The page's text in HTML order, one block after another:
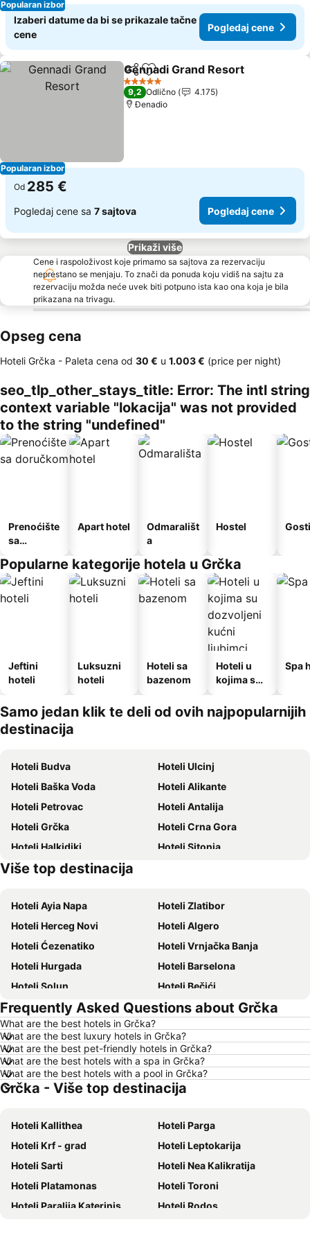
Popularan izbor
Izaberi datume da bi se prikazale tačne
cene
Pogledaj cene
Popularan izbor
Deli Dodati u favorite
Gennadi Grand Resort
5 Zvezdice
9,2 Odlično
4.175
Đenadio
Od 285 €
Pogledaj cene sa 7 sajtova Pogledaj cene
Prikaži više
Cene i raspoloživost koje primamo sa sajtova za rezervaciju
neprestano se menjaju. To znači da ponuda koju vidiš na sajtu za
rezervaciju možda neće uvek biti potpuno ista kao ona koja je bila
prikazana na trivagu.
Opseg cena
Hoteli Grčka - Paleta cena od ‎30 € u ‎1.003 € (price per night)
seo_tlp_other_stays_title: Error: The intl string
context variable "lokacija" was not provided
to the string "undefined"
Prenoćište
sa
Apart hotel
Odmarališt
a
Hostel
Popularne kategorije hotela u Grčka
Jeftini
hoteli
Luksuzni
hoteli
Hoteli sa
bazenom
Hoteli u
kojima su
kućni
ljubimci
Spa
Samo jedan klik te deli od ovih najpopularnijih
destinacija
Hoteli Budva
Hoteli Ulcinj
Hoteli Baška Voda
Hoteli Alikante
Hoteli Petrovac
Hoteli Antalija
Hoteli Grčka
Hoteli Crna Gora
Hoteli Halkidiki
Hoteli Sitonia
Hoteli Krit
Više top destinacija
Hoteli Ayia Napa
Hoteli Zlatibor
Hoteli Herceg Novi
Hoteli Algero
Hoteli Ćezenatiko
Hoteli Vrnjačka Banja
Hoteli Hurgada
Hoteli Barselona
Hoteli Solun
Hoteli Bečići
Hoteli Hanija
Hoteli Tivat
Hoteli Nica
Hoteli Rim
Hoteli Nei Pori
Hoteli Pefkohori
Hoteli Rimini
Hoteli Milano
Hoteli Hrvatsko primorje
Hoteli Sardinija
Hoteli Ostrvo Tasos
Hoteli Santorini
Hoteli Italija
Hoteli Srbija
Hoteli Malta
Hoteli Lefkada
Hoteli Ostrvo Zakintos
Hoteli Hrvatska Istra
Hoteli Antalijska provincija
Frequently Asked Questions about Grčka
What are the best hotels in Grčka?
What are the best luxury hotels in Grčka?
What are the best pet-friendly hotels in Grčka?
What are the best hotels with a spa in Grčka?
What are the best hotels with a pool in Grčka?
Grčka - Više top destinacija
Hoteli Kallithea
Hoteli Parga
Hoteli Krf - grad
Hoteli Leptokarija
Hoteli Sarti
Hoteli Nea Kalikratija
Hoteli Platamonas
Hoteli Toroni
Hoteli Paralija Katerinis
Hoteli Rodos